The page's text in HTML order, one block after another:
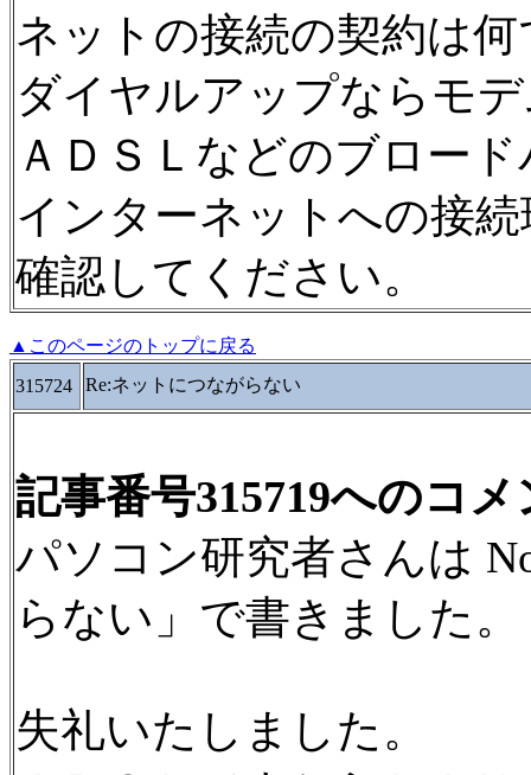
ネットの接続の契約は
ダイヤルアップならモ
ＡＤＳＬなどのブロー
インターネットへの接
確認してください。
▲このページのトップに戻る
315724
Re:ネットにつながらない
記事番号315719へのコメ
パソコン研究者さんは
らない」で書きました。
失礼いたしました。